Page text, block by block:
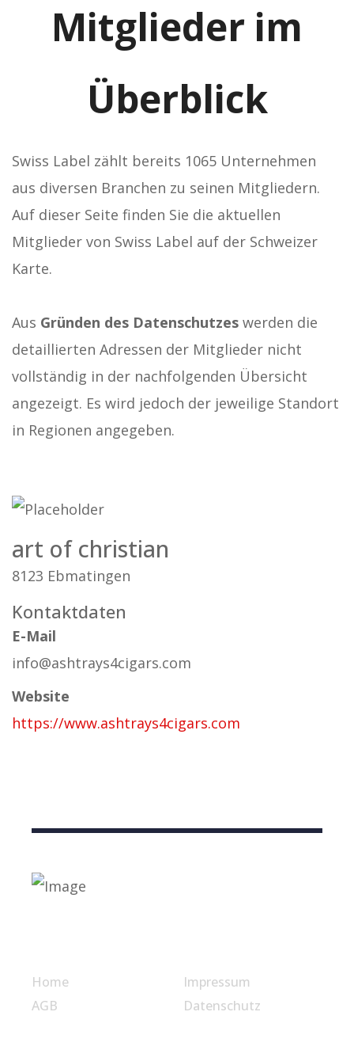
Mitglieder im
Überblick
Swiss Label zählt bereits 1065 Unternehmen
aus diversen Branchen zu seinen Mitgliedern.
Auf dieser Seite finden Sie die aktuellen
Mitglieder von Swiss Label auf der Schweizer
Karte.
Aus Gründen des Datenschutzes werden die
detaillierten Adressen der Mitglieder nicht
vollständig in der nachfolgenden Übersicht
angezeigt. Es wird jedoch der jeweilige Standort
in Regionen angegeben.
art of christian
8123 Ebmatingen
Kontaktdaten
E-Mail
info@ashtrays4cigars.com
Website
https://www.ashtrays4cigars.com
Home
AGB
Impressum
Datenschutz